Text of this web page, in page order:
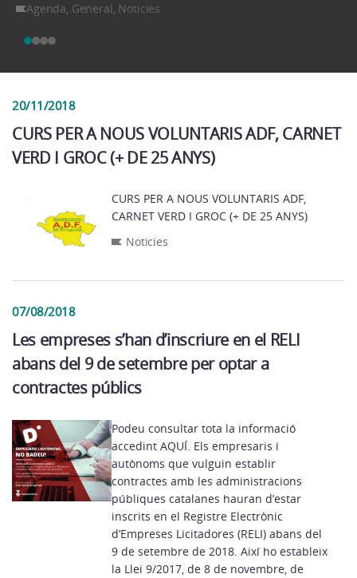
Agenda, General, Noticies
20/11/2018
CURS PER A NOUS VOLUNTARIS ADF, CARNET
VERD I GROC (+ DE 25 ANYS)
CURS PER A NOUS VOLUNTARIS ADF,
CARNET VERD I GROC (+ DE 25 ANYS)
Noticies
07/08/2018
Les empreses s’han d’inscriure en el RELI
abans del 9 de setembre per optar a
contractes públics
Podeu consultar tota la informació
accedint AQUÍ. Els empresaris i
autònoms que vulguin establir
contractes amb les administracions
públiques catalanes hauran d’estar
inscrits en el Registre Electrònic
d’Empreses Licitadores (RELI) abans del
9 de setembre de 2018. Així ho estableix
la Llei 9/2017, de 8 de novembre, de